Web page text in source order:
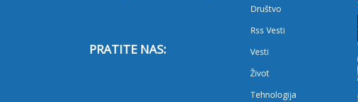
PRATITE NAS:
Društvo
Rss Vesti
Vesti
Život
Tehnologija